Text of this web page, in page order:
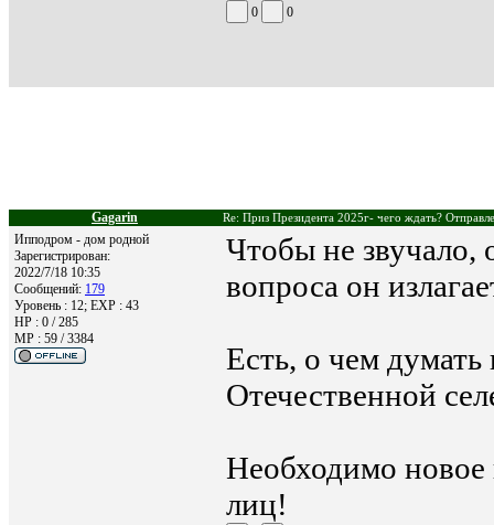
0 0
Gagarin Re: Приз Президента 2025г- чего ждать?
Ипподром - дом родной
Зарегистрирован:
2022/7/18 10:35
Сообщений: 179
Уровень : 12; EXP : 43
HP : 0 / 285
MP : 59 / 3384
Чтобы не звучало,
вопроса он
Есть, о чем думать
Отечественной
Необходимо новое
лиц!